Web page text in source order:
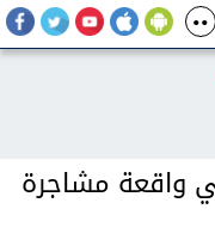
4 آخرين في واقعة مشاجرة